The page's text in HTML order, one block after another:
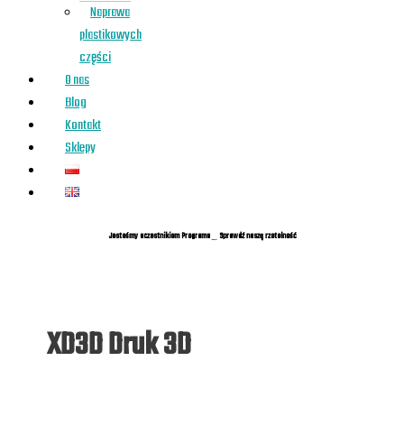
Naprawa
plastikowych
części
O nas
Blog
Kontakt
Sklepy
Jesteśmy uczestnikiem Programu Sprawdź naszą rzetelność
XD3D Druk 3D